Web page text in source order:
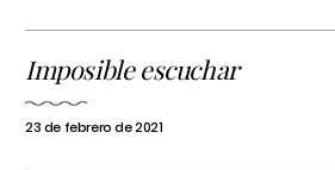
Imposible escuchar
23 de febrero de 2021